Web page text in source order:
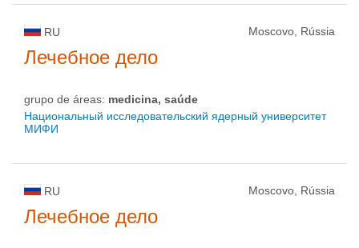
RU Moscovo, Rússia
Лечебное дело
grupo de áreas: medicina, saúde
Национальный исследовательский ядерный университет
МИФИ
RU Moscovo, Rússia
Лечебное дело